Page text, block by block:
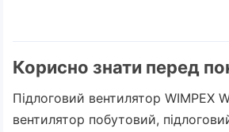
Корисно знати перед
Підлоговий вентилятор WIMPEX
вентилятор побутовий,